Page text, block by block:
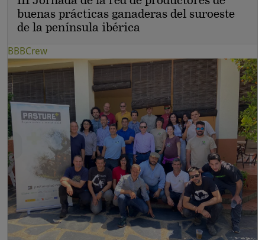
buenas prácticas ganaderas del suroeste
de la península ibérica
BBBCrew